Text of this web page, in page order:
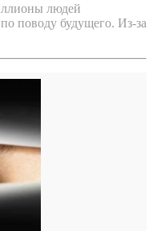
людей
поводу будущего. Из-за